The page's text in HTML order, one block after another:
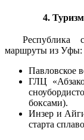
4.
Республика
маршруты из Уфы:
Павловское
ГЛЦ
боксами).
Инзер и
старта